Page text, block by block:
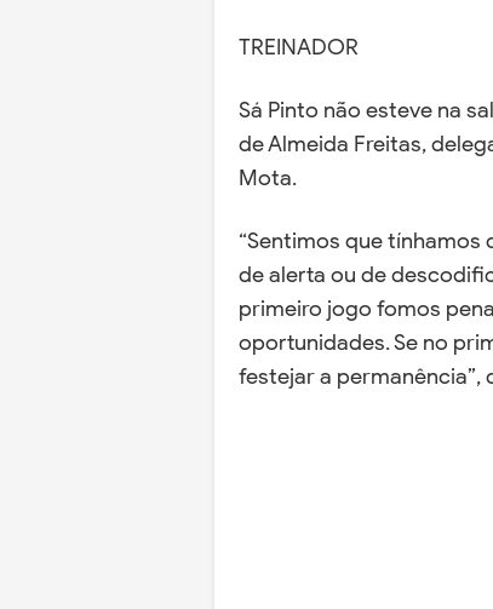
TREINADOR
Sá Pinto não esteve na
de Almeida Freitas,
Mota.
“Sentimos que
de alerta ou de
primeiro jogo fomos
oportunidades. Se no
festejar a permanência”,